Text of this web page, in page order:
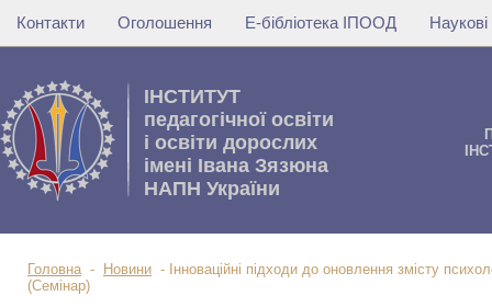
Контакти Оголошення Е-бібліотека ІПООД
IНСТИТУТ
педагогічної освіти
i освiти дорослих
імені Івана Зязюна
НАПН України
Головна- Новини - Інноваційні підходи до оновлення змісту
(Семінар)